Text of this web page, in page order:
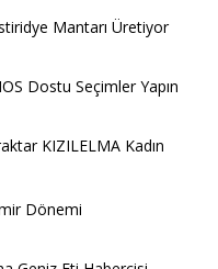
Mantarı Üretiyor
Dostu Seçimler Yapın
KIZILELMA Kadın
Dönemi